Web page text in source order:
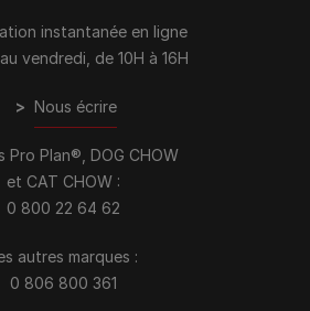
instantanée en ligne
vendredi, de 10H à 16H
> Nous écrire
Pro Plan®, DOG CHOW
et CAT CHOW :
0 800 22 64 62
autres marques :​
0 806 800 361